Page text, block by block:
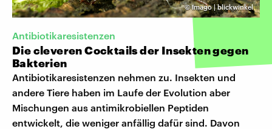
©Imago | blickwinkel
Antibiotikaresistenzen
Die cleveren Cocktails der Insekten gegen
Bakterien
Antibiotikaresistenzen nehmen zu. Insekten und
andere Tiere haben im Laufe der Evolution aber
Mischungen aus antimikrobiellen Peptiden
entwickelt, die weniger anfällig dafür sind. Davon